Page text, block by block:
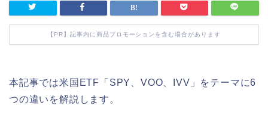
【PR】記事内に商品プロモーションを含む場合があります
本記事では米国ETF「SPY、VOO、IVV」をテーマに6
つの違いを解説します。